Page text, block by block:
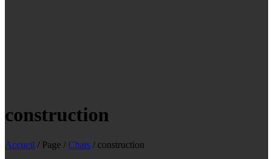
construction
Accueil / Page / Chats / construction